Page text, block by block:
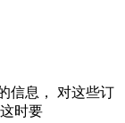
信息， 对这些订
时要